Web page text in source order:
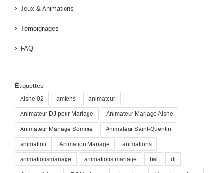
Jeux & Animations
Témoignages
FAQ
Étiquettes
Aisne 02 amiens animateur
Animateur DJ pour Mariage Animateur Mariage Aisne
Animateur Mariage Somme Animateur Saint-Quentin
animation Animation Mariage animations
animationsmariage animations mariage bal dj